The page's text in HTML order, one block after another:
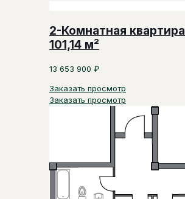
2-Комнатная квартира
101,14 м²
13 653 900 ₽
Заказать просмотр
Заказать просмотр